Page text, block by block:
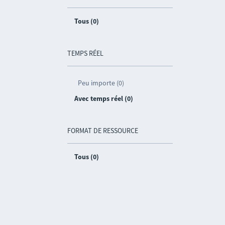
Tous (0)
TEMPS RÉEL
Peu importe (0)
Avec temps réel (0)
FORMAT DE RESSOURCE
Tous (0)